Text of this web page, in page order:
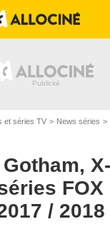
et séries TV News séries
FOX
/ 2018